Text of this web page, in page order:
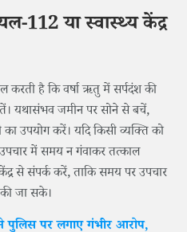
112 या स्वास्थ्य केंद्र
है कि वर्षा ऋतु में सर्पदंश की
यथासंभव जमीन पर सोने से बचें,
का उपयोग करें। यदि किसी व्यक्ति को
में समय न गंवाकर तत्काल
से संपर्क करें, ताकि समय पर उपचार
जा सके।
ने पुलिस पर लगाए गंभीर आरोप,